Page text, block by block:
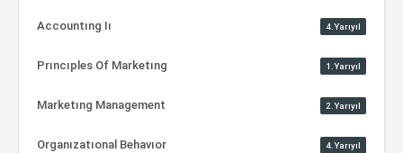
Accountıng Iı 4.Yarıyıl
Prıncıples Of Marketıng 1.Yarıyıl
Marketıng Management 2.Yarıyıl
Organızatıonal Behavıor 4.Yarıyıl